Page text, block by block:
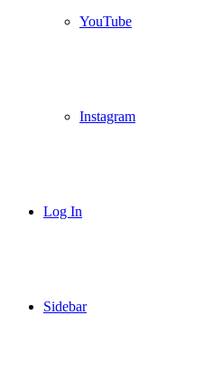
YouTube
Instagram
Log In
Sidebar